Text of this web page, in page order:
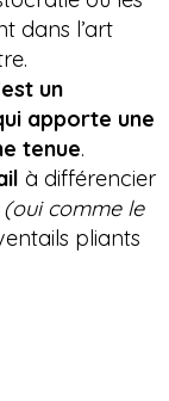
dans l’art
un
apporte une
tenue.
à différencier
(oui comme le
pliants